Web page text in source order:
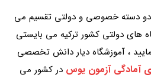
دو دسته خصوصی و دولتی تقسیم می
های دولتی کشور ترکیه می بایستی
، آموزشگاه دیار دانش تخصصی
آمادگی آزمون یوس در کشور می